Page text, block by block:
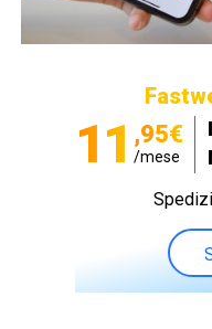
11 ,95€
/mese